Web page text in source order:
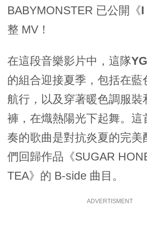
BABYMONSTER 已公開《I
整 MV！
在這段音樂影片中，這隊YG
的組合迎接夏季，包括在藍
航行，以及穿著暖色調服裝
褲，在熾熱陽光下起舞。這
奏的歌曲是對抗炎夏的完美
們回歸作品《SUGAR
TEA》的 B-side 曲目。
ADVERTISMENT